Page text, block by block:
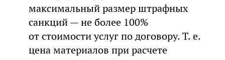
максимальный размер штрафных
санкций — не более 100%
от стоимости услуг по договору. Т. е.
цена материалов при расчете